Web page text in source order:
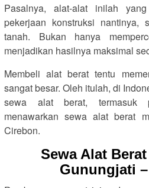
Pasalnya, alat-alat inilah
pekerjaan konstruksi nantinya,
tanah. Bukan hanya
menjadikan hasilnya maksimal
Membeli alat berat tentu
sangat besar. Oleh itulah, di
sewa alat berat, termasuk
menawarkan sewa alat berat
Cirebon.
Sewa Alat
Gunungjati